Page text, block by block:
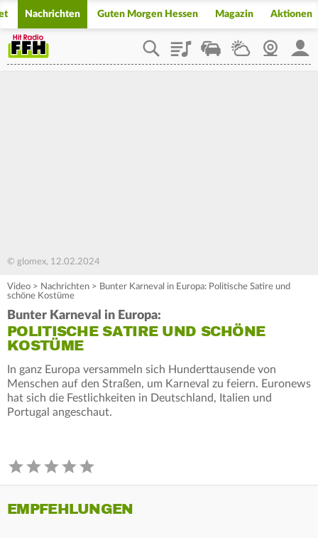
Nachrichten Guten Morgen Hessen Magazin Aktionen
PlaylistStaupilotWetterWebcam
© glomex, 12.02.2024
Video > Nachrichten > Bunter Karneval in Europa: Politische Satire und
schöne Kostüme
Bunter Karneval in Europa:
POLITISCHE SATIRE UND SCHÖNE
KOSTÜME
In ganz Europa versammeln sich Hunderttausende von
Menschen auf den Straßen, um Karneval zu feiern. Euronews
hat sich die Festlichkeiten in Deutschland, Italien und
Portugal angeschaut.
EMPFEHLUNGEN